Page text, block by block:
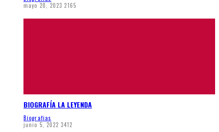
mayo 20, 2023 2165
BIOGRAFÍA LA LEYENDA
Biografias
junio 5, 2022 3412